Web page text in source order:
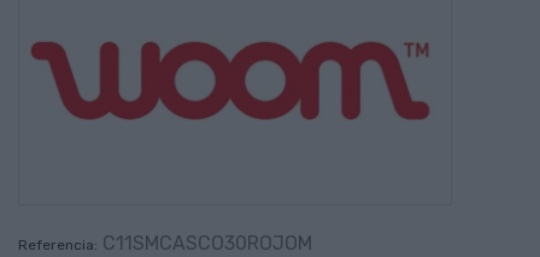
Referencia: C11SMCASCO30ROJOM